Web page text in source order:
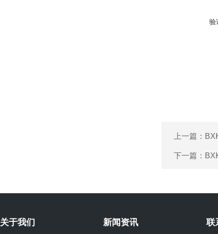
验
上一篇：
下一篇：
关于我们 新闻资讯 联